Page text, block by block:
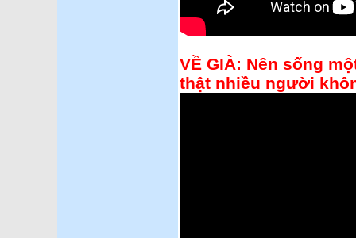
VỀ GIÀ: Nên sống
thật nhiều người